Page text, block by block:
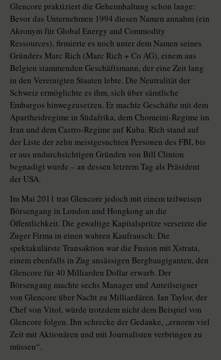
Glencore praktiziert die Geheimhaltung schon lange:
Bevor das Unternehmen 1994 diesen Namen annahm (ein
Akronym für Global Energy and Commodity
Ressources), firmierte es noch unter dem Namen seines
Gründers Marc Rich (Marc Rich + Co AG), einem aus
Belgien stammenden Geschäftsmann, der eine Zeit lang
in den Vereinigten Staaten lebte. Die Neutralität der
Schweiz ermöglichte es ihm, sich über sämtliche
Embargos hinwegzusetzen. Er machte Geschäfte mit dem
Apartheidregime in Südafrika, dem Chomeini-Regime im
Iran und dem Castro-Regime auf Kuba. Rich stand auf
der Liste der zehn meistgesuchten Personen des FBI, bis
er aus undurchsichtigen Gründen von Bill Clinton
begnadigt wurde – an dessen letztem Tag als Präsident
der USA.
Im Mai 2011 trat Glencore jedoch mit einem teilweisen
Börsengang in London und Hongkong an die
Öffentlichkeit. Die gewaltige Kapitalspritze versetzte die
Zuger Firma in einen wahren Kaufrausch: Die
spektakulärste Transaktion war die Fusion mit Xstrata,
einem ebenfalls in Zug ansässigen Bergbaugiganten, den
Glencore für 40 Milliarden Dollar erwarb. Der
Börsengang machte sechs Manager und Anteilseigner
von Glencore über Nacht zu Milliardären. Ian Taylor, der
Chef von Vitol, würde trotzdem nicht dem Beispiel von
Glencore folgen. Ihn schrecke der Gedanke, „ernorm viel
Zeit mit Aktionären und mit Journalisten verbringen zu
müssen“.